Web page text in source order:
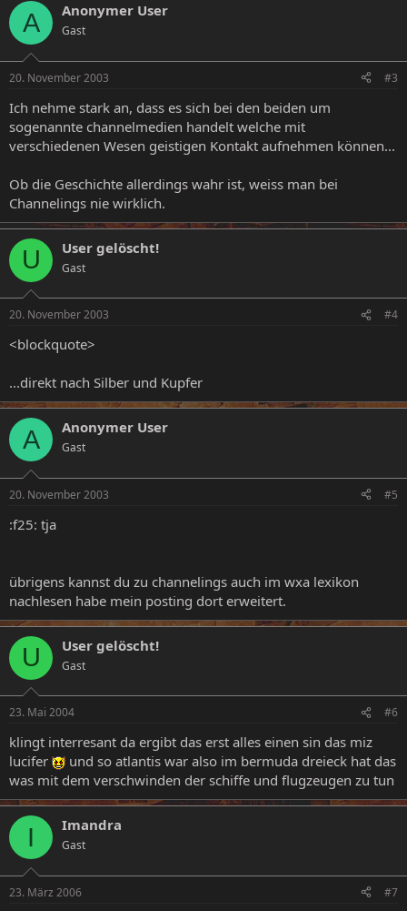
A Anonymer User
Gast
20. November 2003 #3
Ich nehme stark an, dass es sich bei den beiden um
sogenannte channelmedien handelt welche mit
verschiedenen Wesen geistigen Kontakt aufnehmen können...
Ob die Geschichte allerdings wahr ist, weiss man bei
Channelings nie wirklich.
U User gelöscht!
Gast
20. November 2003 #4
<blockquote>
...direkt nach Silber und Kupfer
A Anonymer User
Gast
20. November 2003 #5
:f25: tja
übrigens kannst du zu channelings auch im wxa lexikon
nachlesen habe mein posting dort erweitert.
U User gelöscht!
Gast
23. Mai 2004 #6
klingt interresant da ergibt das erst alles einen sin das miz
lucifer
und so atlantis war also im bermuda dreieck hat das
was mit dem verschwinden der schiffe und flugzeugen zu tun
I Imandra
Gast
23. März 2006 #7